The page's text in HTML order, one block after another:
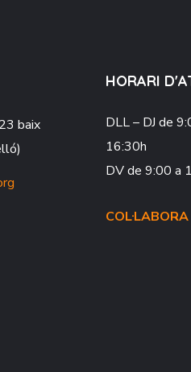
baix
HORARI
DLL – DJ de
16:30h
DVde 9:00 a
COL·LABORA